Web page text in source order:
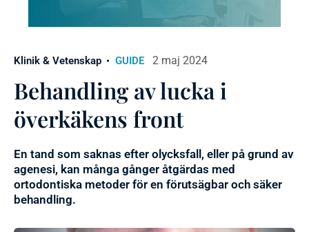
Klinik & Vetenskap GUIDE 2 maj 2024
Behandling av lucka i
överkäkens front
En tand som saknas efter olycksfall, eller på grund av
agenesi, kan många gånger åtgärdas med
ortodontiska metoder för en förutsägbar och säker
behandling.